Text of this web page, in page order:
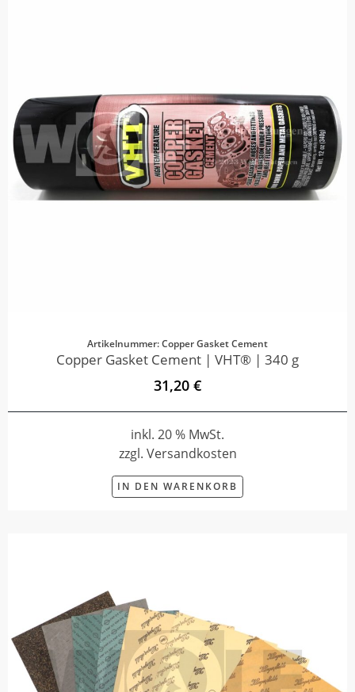
Artikelnummer: Copper Gasket Cement
Copper Gasket Cement | VHT® | 340 g
31,20 €
inkl. 20 % MwSt.
zzgl. Versandkosten
IN DEN WARENKORB